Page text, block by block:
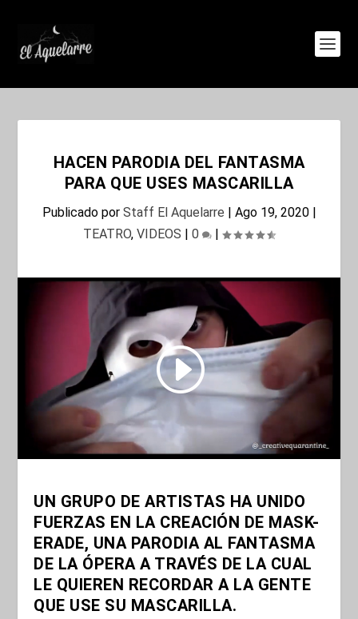
HACEN PARODIA DEL FANTASMA
PARA QUE USES MASCARILLA
Publicado por Staff El Aquelarre | Ago 19, 2020|
TEATRO, VIDEOS | 0 |
UN GRUPO DE ARTISTAS HA UNIDO
FUERZAS EN LA CREACIÓN DE MASK-
ERADE, UNA PARODIA AL FANTASMA
DE LA ÓPERA A TRAVÉS DE LA CUAL
LE QUIEREN RECORDAR A LA GENTE
QUE USE SU MASCARILLA.